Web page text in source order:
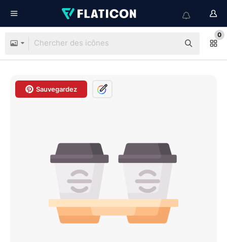
0
Sauvegardez